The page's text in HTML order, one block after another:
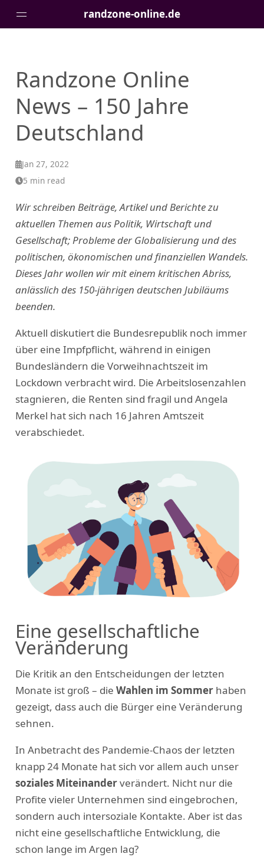
randzone-online.de
Randzone Online
News – 150 Jahre
Deutschland
Jan 27, 2022
5 min read
Wir schreiben Beiträge, Artikel und Berichte zu
aktuellen Themen aus Politik, Wirtschaft und
Gesellschaft; Probleme der Globalisierung und des
politischen, ökonomischen und finanziellen Wandels.
Dieses Jahr wollen wir mit einem kritischen Abriss,
anlässlich des 150-jährigen deutschen Jubiläums
beenden.
Aktuell diskutiert die Bundesrepublik noch immer
über eine Impfpflicht, während in einigen
Bundesländern die Vorweihnachtszeit im
Lockdown verbracht wird. Die Arbeitslosenzahlen
stagnieren, die Renten sind fragil und Angela
Merkel hat sich nach 16 Jahren Amtszeit
verabschiedet.
Eine gesellschaftliche
Veränderung
Die Kritik an den Entscheidungen der letzten
Monate ist groß – die Wahlen im Sommerhaben
gezeigt, dass auch die Bürger eine Veränderung
sehnen.
In Anbetracht des Pandemie-Chaos der letzten
knapp 24 Monate hat sich vor allem auch unser
soziales Miteinanderverändert. Nicht nur die
Profite vieler Unternehmen sind eingebrochen,
sondern auch intersoziale Kontakte. Aber ist das
nicht eine gesellschaftliche Entwicklung, die
schon lange im Argen lag?